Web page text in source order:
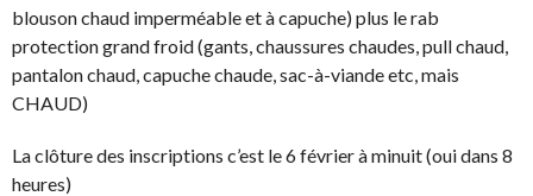
blouson chaud imperméable et à capuche) plus le rab
protection grand froid (gants, chaussures chaudes, pull chaud,
pantalon chaud, capuche chaude, sac-à-viande etc, mais
CHAUD)
La clôture des inscriptions c’est le 6 février à minuit (oui dans 8
heures)